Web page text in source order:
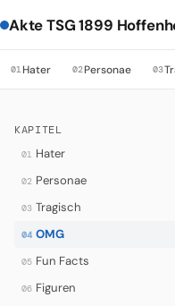
Akte TSG 1899
01Hater 02Personae 03
KAPITEL
01 Hater
02 Personae
03 Tragisch
04 OMG
05 Fun Facts
06 Figuren